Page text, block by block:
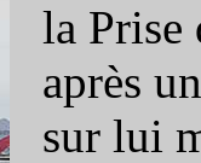
la Prise
après
sur lui